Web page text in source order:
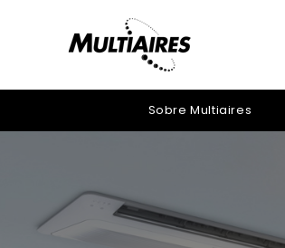
Sobre Multiaires